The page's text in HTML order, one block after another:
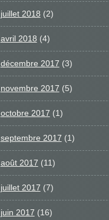
juillet 2018 (2)
avril 2018 (4)
décembre 2017 (3)
novembre 2017 (5)
octobre 2017 (1)
septembre 2017 (1)
août 2017 (11)
juillet 2017 (7)
juin 2017 (16)